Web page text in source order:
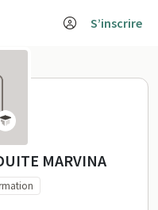
S’inscrire
CONDUITE
MARVINA